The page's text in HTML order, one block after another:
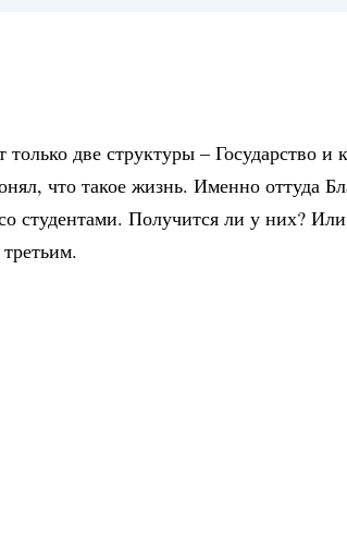
две структуры – Государство
что такое жизнь. Именно оттуда
студентами. Получится ли у них?